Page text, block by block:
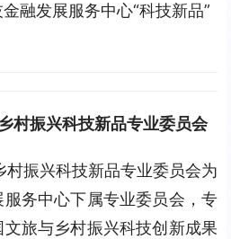
融发展服务中心“科技新品”
村振兴科技新品专业委员会
村振兴科技新品专业委员会为
务中心下属专业委员会，专
旅与乡村振兴科技创新成果